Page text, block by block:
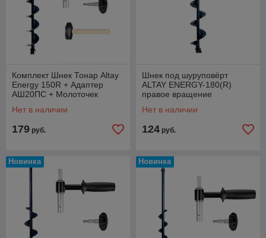
Комплект Шнек Тонар Altay
Energy 150R + Адаптер
АШ20ПС + Молоточек
Нет в наличии
179 руб.
Шнек под шуруповёрт
ALTAY ENERGY-180(R)
правое вращение
Нет в наличии
124 руб.
Новинка Новинка